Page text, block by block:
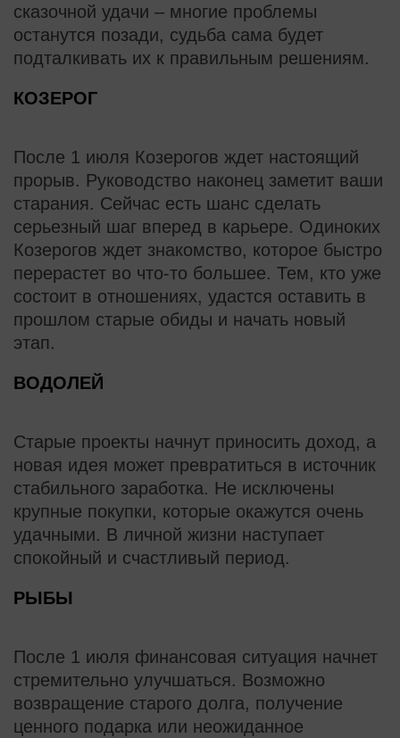
сказочной удачи – многие проблемы
останутся позади, судьба сама будет
подталкивать их к правильным решениям.
КОЗЕРОГ
После 1 июля Козерогов ждет настоящий
прорыв. Руководство наконец заметит ваши
старания. Сейчас есть шанс сделать
серьезный шаг вперед в карьере. Одиноких
Козерогов ждет знакомство, которое быстро
перерастет во что-то большее. Тем, кто уже
состоит в отношениях, удастся оставить в
прошлом старые обиды и начать новый
этап.
ВОДОЛЕЙ
Старые проекты начнут приносить доход, а
новая идея может превратиться в источник
стабильного заработка. Не исключены
крупные покупки, которые окажутся очень
удачными. В личной жизни наступает
спокойный и счастливый период.
РЫБЫ
После 1 июля финансовая ситуация начнет
стремительно улучшаться. Возможно
возвращение старого долга, получение
ценного подарка или неожиданное